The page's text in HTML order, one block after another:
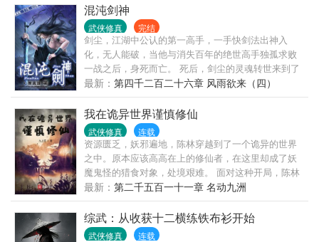
混沌剑神
武侠修真 完结
剑尘，江湖中公认的第一高手，一手快剑法出神入
化，无人能破，当他与消失百年的绝世高手独孤求败
一战之后，身死而亡。 死后，剑尘的灵魂转世来到了
一个陌生的世界，并且飞快的成长了起来，最后因仇
家太多，被仇家打成重伤，在生死关头灵魂发生异
变，从此以后，他便踏上了一条完全不同的剑道修炼
之路，最终成为一代剑神。 逍遥初来乍到，为了拉一
点人气，本书全本免费，喜欢《混沌剑神》的朋友可
以到lvsexs.com网站来阅读，就不用去看盗版的了。
本书实力体系，由低至高——圣者，大圣者，圣师，
大圣师，大地圣师，天空圣师，圣王，圣皇，圣帝。
最新： 第四千二百二十六章 风雨欲来（四）
我在诡异世界谨慎修仙
武侠修真 连载
资源匮乏，妖邪遍地，陈林穿越到了一个诡异的世界
之中。原本应该高高在上的修仙者，在这里却成了妖
魔鬼怪的猎食对象，处境艰难。 面对这种开局，陈林
只有小心谨慎，发扬苟道精神，步步惊心的前行。 直
到，大鹏一日同风起，扶摇直上九万里！夺天地之
威，斩无尽妖魔！
最新： 第二千五百一十一章 名动九洲
综武：从收获十二横练铁布衫开始
武侠修真 连载